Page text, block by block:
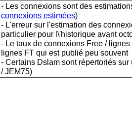
- Les connexions sont des
connexions estimées)
- L'erreur sur l'estimation des
particulier pour l\'historique avant
- Le taux de connexions Free /
lignes FT qui est publié peu souvent
- Certains Dslam sont répertoriés
/ JEM75)